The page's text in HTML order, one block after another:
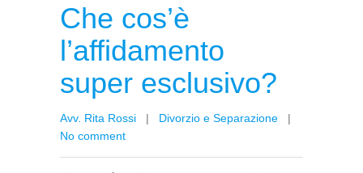
Che cos’è
l’affidamento
super esclusivo?
Avv. Rita Rossi | Divorzio e Separazione |
No comment